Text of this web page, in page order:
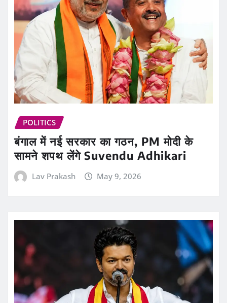
POLITICS
बंगाल में नई सरकार का गठन, PM मोदी के
सामने शपथ लेंगे Suvendu Adhikari
Lav Prakash May 9, 2026